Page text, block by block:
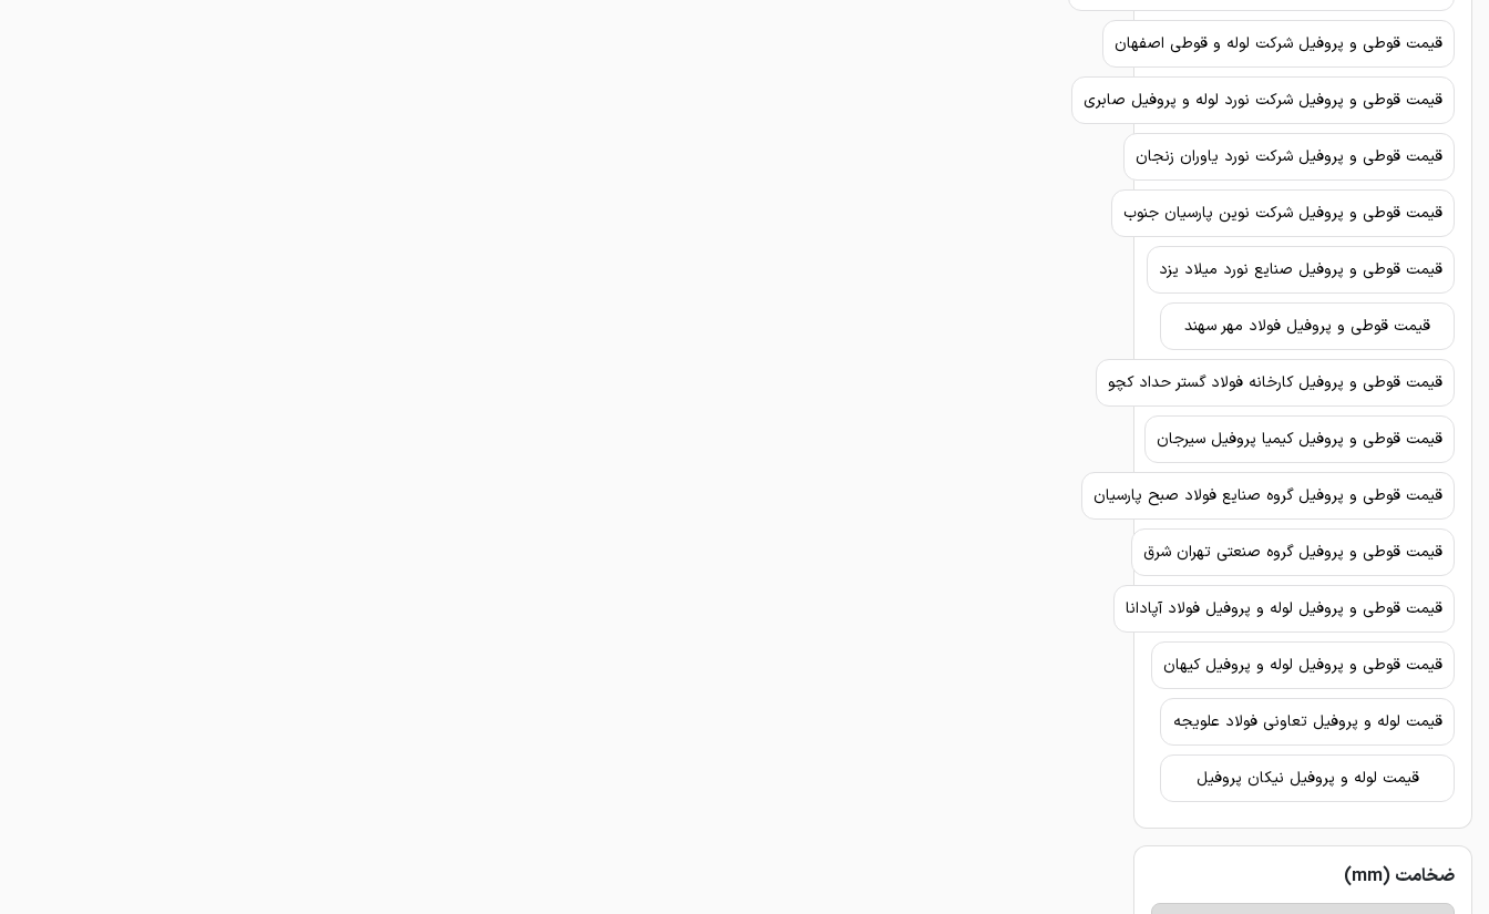
قیمت قوطی و پروفیل شرکت لوله و قوطی اصفهان
قیمت قوطی و پروفیل شرکت نورد لوله و پروفیل صابری
قیمت قوطی و پروفیل شرکت نورد یاوران زنجان
قیمت قوطی و پروفیل شرکت نوین پارسیان جنوب
قیمت قوطی و پروفیل صنایع نورد میلاد یزد
قیمت قوطی و پروفیل فولاد مهر سهند
قیمت قوطی و پروفیل کارخانه فولاد گستر حداد کچو
قیمت قوطی و پروفیل کیمیا پروفیل سیرجان
قیمت قوطی و پروفیل گروه صنایع فولاد صبح پارسیان
قیمت قوطی و پروفیل گروه صنعتی تهران شرق
قیمت قوطی و پروفیل لوله و پروفیل فولاد آپادانا
قیمت قوطی و پروفیل لوله و پروفیل کیهان
قیمت لوله و پروفیل تعاونی فولاد علویجه
قیمت لوله و پروفیل نیکان پروفیل
ضخامت (mm)